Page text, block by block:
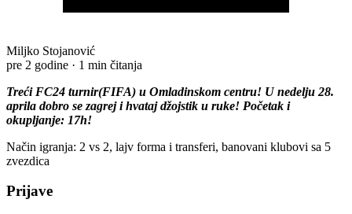
Miljko Stojanović
pre 2 godine · 1 min čitanja
Treći FC24 turnir(FIFA) u Omladinskom centru! U nedelju 28.
aprila dobro se zagrej i hvataj džojstik u ruke! Početak i
okupljanje: 17h!
Način igranja: 2 vs 2, lajv forma i transferi, banovani klubovi sa 5
zvezdica
Prijave